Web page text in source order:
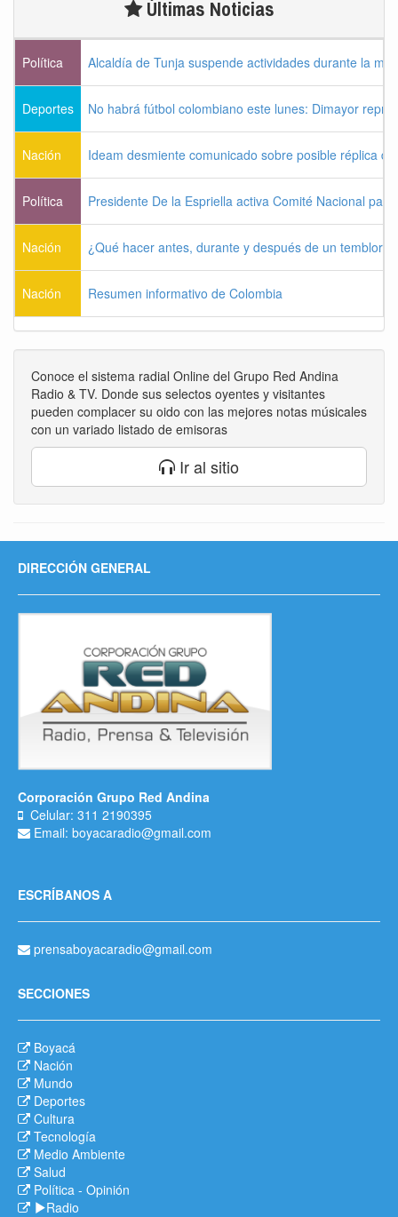
Últimas Noticias
Política Alcaldía de Tunja suspende actividades durante la
Deportes No habrá fútbol colombiano este lunes: Dimayor
Nación Ideam desmiente comunicado sobre posible réplica
Política Presidente De la Espriella activa Comité Nacional
Nación ¿Qué hacer antes, durante y después de un temblor?
Nación Resumen informativo de Colombia
Conoce el sistema radial Online del Grupo Red Andina
Radio & TV. Donde sus selectos oyentes y visitantes
pueden complacer su oido con las mejores notas músicales
con un variado listado de emisoras
Ir al sitio
DIRECCIÓN GENERAL
Corporación Grupo Red Andina
Celular: 311 2190395
Email: boyacaradio@gmail.com
ESCRÍBANOS A
prensaboyacaradio@gmail.com
SECCIONES
Boyacá
Nación
Mundo
Deportes
Cultura
Tecnología
Medio Ambiente
Salud
Política - Opinión
Radio